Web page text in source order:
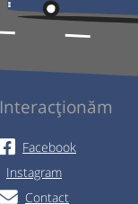
Interacționăm
Facebook
Instagram
Contact